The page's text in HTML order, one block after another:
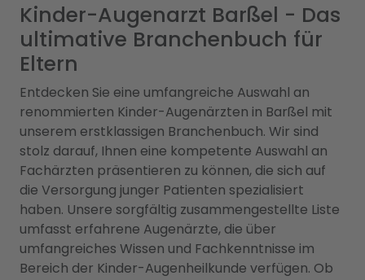
Kinder-Augenarzt Barßel - Das
ultimative Branchenbuch für
Eltern
Entdecken Sie eine umfangreiche Auswahl an
renommierten Kinder-Augenärzten in Barßel mit
unserem erstklassigen Branchenbuch. Wir sind
stolz darauf, Ihnen eine kompetente Auswahl an
Fachärzten präsentieren zu können, die sich auf
die Versorgung junger Patienten spezialisiert
haben. Unsere sorgfältig zusammengestellte Liste
umfasst erfahrene Augenärzte, die über
umfangreiches Wissen und Fachkenntnisse im
Bereich der Kinder-Augenheilkunde verfügen. Ob